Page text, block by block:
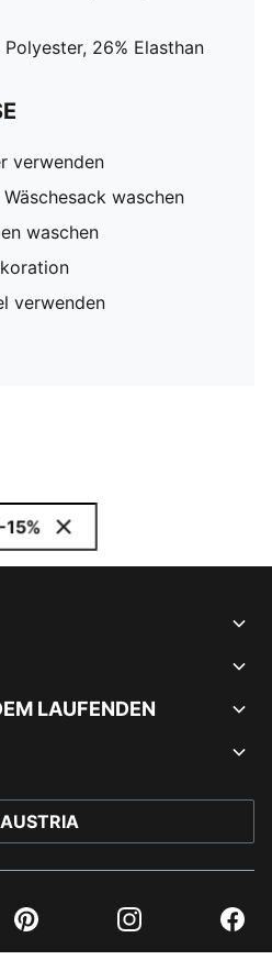
26% Elasthan
verwenden
waschen
waschen
verwenden
15%
LAUFENDEN
AUSTRIA
Pinterest Instagram